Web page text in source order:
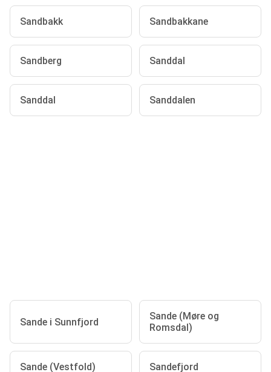
Sandbakk Sandbakkane
Sandberg Sanddal
Sanddal Sanddalen
Sande i Sunnfjord
Sande (Møre og
Romsdal)
Sande (Vestfold) Sandefjord